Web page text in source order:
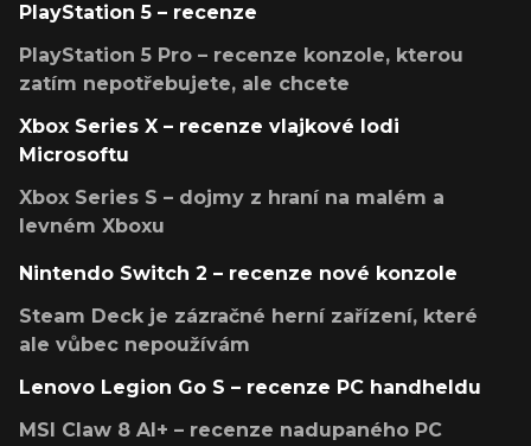
PlayStation 5 – recenze
PlayStation 5 Pro – recenze konzole, kterou
zatím nepotřebujete, ale chcete
Xbox Series X – recenze vlajkové lodi
Microsoftu
Xbox Series S – dojmy z hraní na malém a
levném Xboxu
Nintendo Switch 2 – recenze nové konzole
Steam Deck je zázračné herní zařízení, které
ale vůbec nepoužívám
Lenovo Legion Go S – recenze PC handheldu
MSI Claw 8 AI+ – recenze nadupaného PC